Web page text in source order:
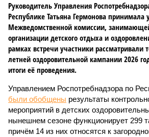
Руководитель Управления
Республике Татьяна Гермонова принимала
Межведомственной комиссии,
организации детского отдыха и
рамках встречи участники рассматривали
летней оздоровительной кампании 2026
итоги её проведения.
Управлением Роспотребнадзора по
были обобщены результаты
мероприятий в детских
нынешнем сезоне функционирует 299
причём 14 из них относятся к